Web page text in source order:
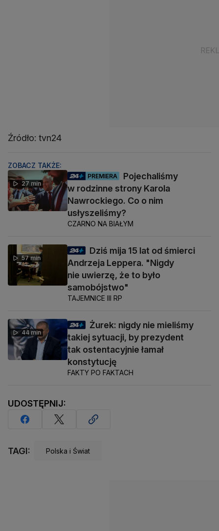
Źródło: tvn24
ZOBACZ TAKŻE:
27 min
PREMIERA
Pojechaliśmy
w rodzinne strony Karola
Nawrockiego. Co o nim
usłyszeliśmy?
CZARNO NA BIAŁYM
57 min
Dziś mija 15 lat od śmierci
Andrzeja Leppera. "Nigdy
nie uwierzę, że to było
samobójstwo"
TAJEMNICE III RP
44 min
Żurek: nigdy nie mieliśmy
takiej sytuacji, by prezydent
tak ostentacyjnie łamał
konstytucję
FAKTY PO FAKTACH
UDOSTĘPNIJ:
TAGI: Polska i Świat